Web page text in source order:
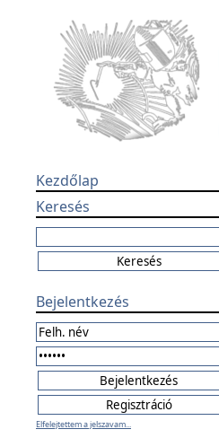
Kezdőlap
Keresés
Bejelentkezés
Elfelejtettem a jelszavam...